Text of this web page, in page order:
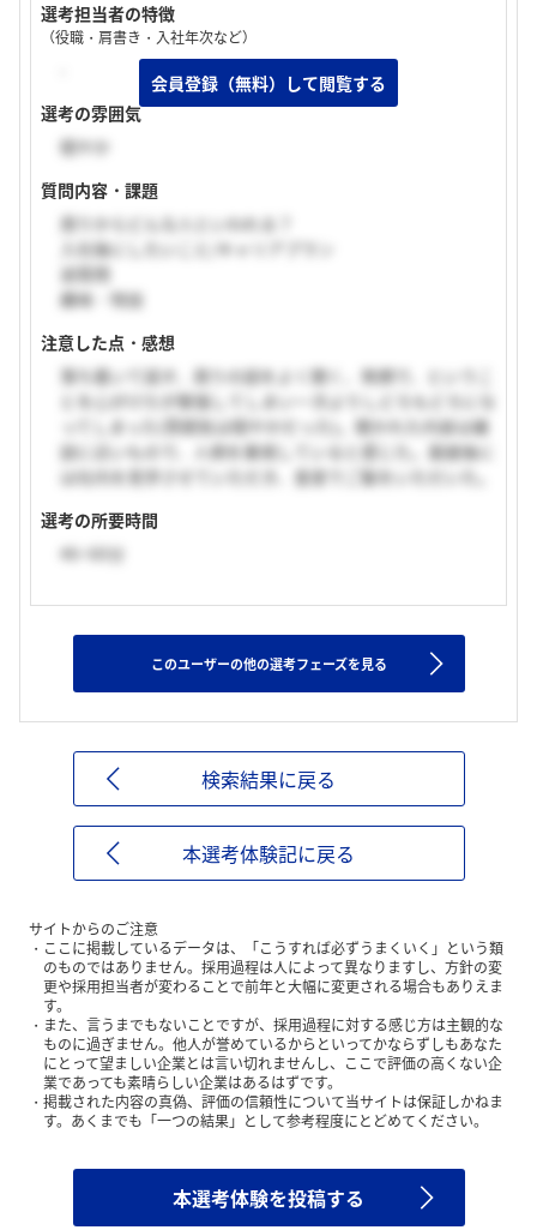
選考担当者の特徴
（役職・肩書き・入社年次など）
選考の雰囲気
穏やか
質問内容・課題
周りからどんな人といわれる？
入社後にしたいこと/キャリアプラン
逆質問
趣味・特技
注意した点・感想
落ち着いて話す、周りの話をよく聞く、笑顔で、というこ
とを心がけたが緊張してしまい一次よりしどろもどろにな
ってしまった(雰囲気は穏やかだった)。聞かれた内容は雑
談に近いもので、人柄を重視していると感じた。面接後に
は社内を見学させていただき、食堂でご飯をいただいた。
選考の所要時間
46~60分
このユーザーの他の選考フェーズを見る
検索結果に戻る
本選考体験記に戻る
サイトからのご注意
ここに掲載しているデータは、「こうすれば必ずうまくいく」という類
のものではありません。採用過程は人によって異なりますし、方針の変
更や採用担当者が変わることで前年と大幅に変更される場合もありえま
す。
また、言うまでもないことですが、採用過程に対する感じ方は主観的な
ものに過ぎません。他人が誉めているからといってかならずしもあなた
にとって望ましい企業とは言い切れませんし、ここで評価の高くない企
業であっても素晴らしい企業はあるはずです。
掲載された内容の真偽、評価の信頼性について当サイトは保証しかねま
す。あくまでも「一つの結果」として参考程度にとどめてください。
本選考体験を投稿する